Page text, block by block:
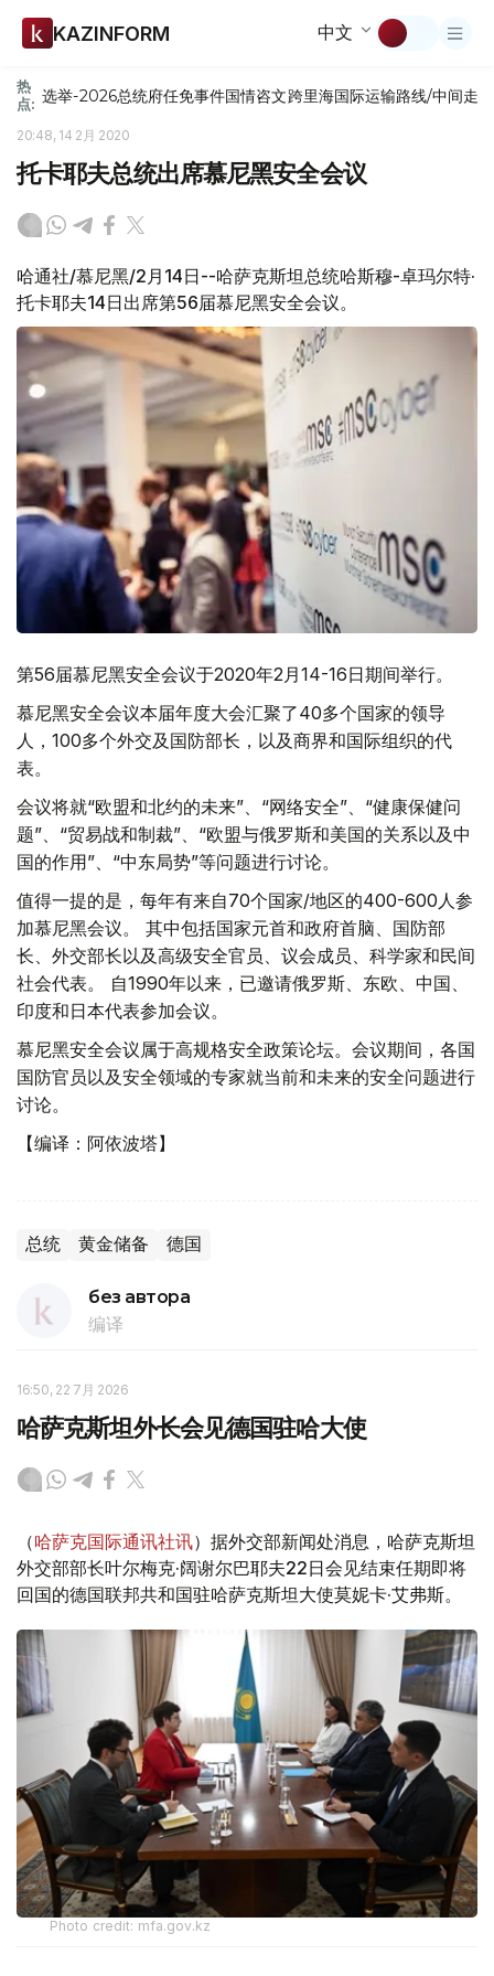
KAZINFORM 中文
热
点: 选举-2026总统府任免事件国情咨文跨里海国际运输路线/中间走廊
20:48, 14 2月 2020
托卡耶夫总统出席慕尼黑安全会议
哈通社/慕尼黑/2月14日--哈萨克斯坦总统哈斯穆-卓玛尔特·
托卡耶夫14日出席第56届慕尼黑安全会议。
第56届慕尼黑安全会议于2020年2月14-16日期间举行。
慕尼黑安全会议本届年度大会汇聚了40多个国家的领导
人，100多个外交及国防部长，以及商界和国际组织的代
表。
会议将就“欧盟和北约的未来”、“网络安全”、“健康保健问
题”、“贸易战和制裁”、“欧盟与俄罗斯和美国的关系以及中
国的作用”、“中东局势”等问题进行讨论。
值得一提的是，每年有来自70个国家/地区的400-600人参
加慕尼黑会议。 其中包括国家元首和政府首脑、国防部
长、外交部长以及高级安全官员、议会成员、科学家和民间
社会代表。 自1990年以来，已邀请俄罗斯、东欧、中国、
印度和日本代表参加会议。
慕尼黑安全会议属于高规格安全政策论坛。会议期间，各国
国防官员以及安全领域的专家就当前和未来的安全问题进行
讨论。
【编译：阿依波塔】
总统 黄金储备 德国
без автора
编译
16:50, 22 7月 2026
哈萨克斯坦外长会见德国驻哈大使
（哈萨克国际通讯社讯）据外交部新闻处消息，哈萨克斯坦
外交部部长叶尔梅克·阔谢尔巴耶夫22日会见结束任期即将
回国的德国联邦共和国驻哈萨克斯坦大使莫妮卡·艾弗斯。
Photo credit: mfa.gov.kz